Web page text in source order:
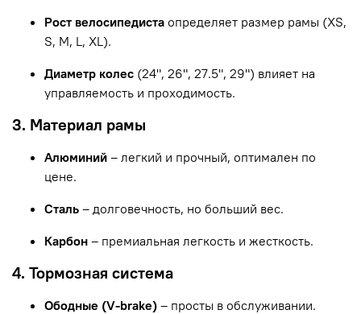
Рост велосипедиста определяет размер рамы (XS,
S, M, L, XL).
Диаметр колес (24", 26", 27.5", 29") влияет на
управляемость и проходимость.
3. Материал рамы
Алюминий – легкий и прочный, оптимален по
цене.
Сталь – долговечность, но больший вес.
Карбон – премиальная легкость и жесткость.
4. Тормозная система
Ободные (V-brake) – просты в обслуживании.